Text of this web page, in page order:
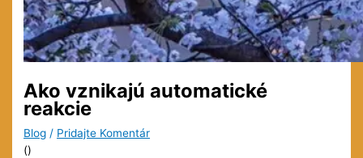
Ako vznikajú automatické
reakcie
Blog / Pridajte Komentár
()